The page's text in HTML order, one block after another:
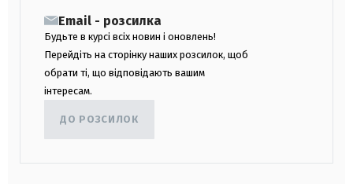
Email - розсилка
Будьте в курсі всіх новин і оновлень!
Перейдіть на сторінку наших розсилок, щоб
обрати ті, що відповідають вашим
інтересам.
ДО РОЗСИЛОК